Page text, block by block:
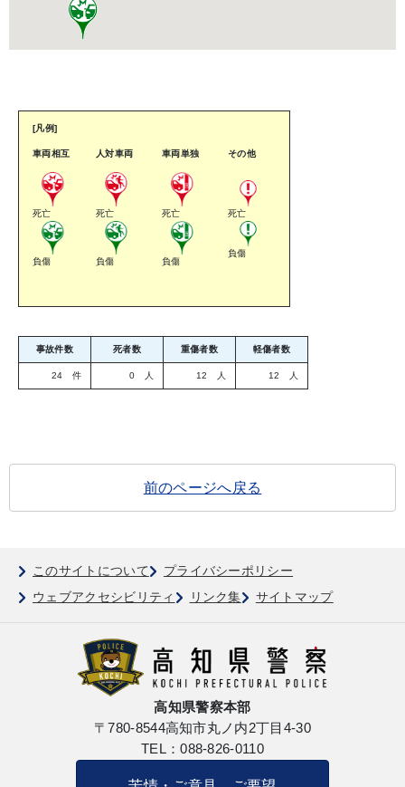
[凡例]
車両相互 人対車両 車両単独 その他
死亡
負傷
死亡
負傷
死亡
負傷
死亡
負傷
事故件数 死者数 重傷者数 軽傷者数
24 件 0 人 12 人 12 人
前のページへ戻る
このサイトについて
プライバシーポリシー
ウェブアクセシビリティ
リンク集 サイトマップ
高知県警察本部
〒780-8544高知市丸ノ内2丁目4-30
TEL：088-826-0110